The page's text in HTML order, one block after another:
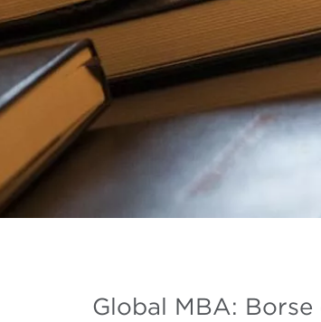
Global MBA: